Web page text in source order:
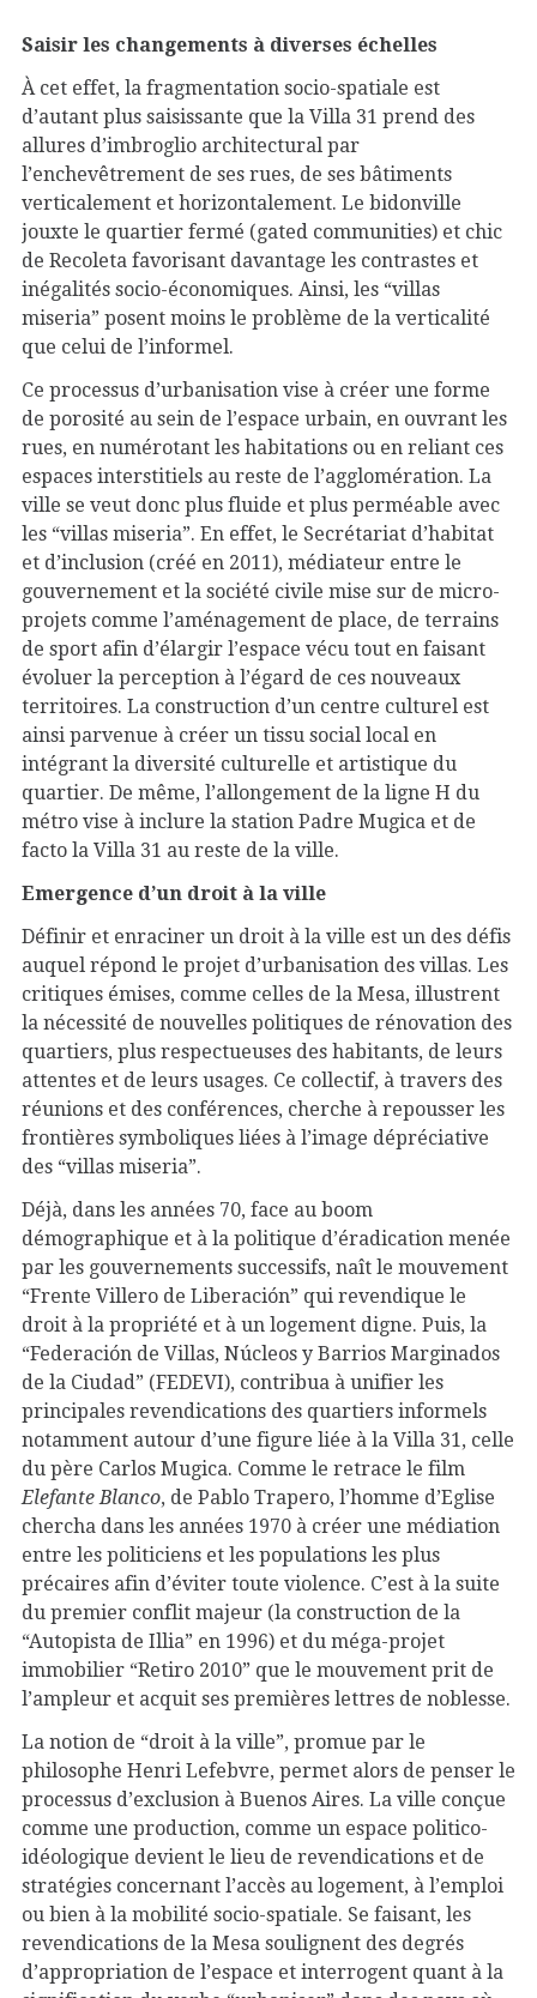
Saisir les changements à diverses échelles
À cet effet, la fragmentation socio-spatiale est
d’autant plus saisissante que la Villa 31 prend des
allures d’imbroglio architectural par
l’enchevêtrement de ses rues, de ses bâtiments
verticalement et horizontalement. Le bidonville
jouxte le quartier fermé (gated communities) et chic
de Recoleta favorisant davantage les contrastes et
inégalités socio-économiques. Ainsi, les “villas
miseria” posent moins le problème de la verticalité
que celui de l’informel.
Ce processus d’urbanisation vise à créer une forme
de porosité au sein de l’espace urbain, en ouvrant les
rues, en numérotant les habitations ou en reliant ces
espaces interstitiels au reste de l’agglomération. La
ville se veut donc plus fluide et plus perméable avec
les “villas miseria”. En effet, le Secrétariat d’habitat
et d’inclusion (créé en 2011), médiateur entre le
gouvernement et la société civile mise sur de micro-
projets comme l’aménagement de place, de terrains
de sport afin d’élargir l’espace vécu tout en faisant
évoluer la perception à l’égard de ces nouveaux
territoires. La construction d’un centre culturel est
ainsi parvenue à créer un tissu social local en
intégrant la diversité culturelle et artistique du
quartier. De même, l’allongement de la ligne H du
métro vise à inclure la station Padre Mugica et de
facto la Villa 31 au reste de la ville.
Emergence d’un droit à la ville
Définir et enraciner un droit à la ville est un des défis
auquel répond le projet d’urbanisation des villas. Les
critiques émises, comme celles de la Mesa, illustrent
la nécessité de nouvelles politiques de rénovation des
quartiers, plus respectueuses des habitants, de leurs
attentes et de leurs usages. Ce collectif, à travers des
réunions et des conférences, cherche à repousser les
frontières symboliques liées à l’image dépréciative
des “villas miseria”.
Déjà, dans les années 70, face au boom
démographique et à la politique d’éradication menée
par les gouvernements successifs, naît le mouvement
“Frente Villero de Liberación” qui revendique le
droit à la propriété et à un logement digne. Puis, la
“Federación de Villas, Núcleos y Barrios Marginados
de la Ciudad” (FEDEVI), contribua à unifier les
principales revendications des quartiers informels
notamment autour d’une figure liée à la Villa 31, celle
du père Carlos Mugica. Comme le retrace le film
Elefante Blanco, de Pablo Trapero, l’homme d’Eglise
chercha dans les années 1970 à créer une médiation
entre les politiciens et les populations les plus
précaires afin d’éviter toute violence. C’est à la suite
du premier conflit majeur (la construction de la
“Autopista de Illia” en 1996) et du méga-projet
immobilier “Retiro 2010” que le mouvement prit de
l’ampleur et acquit ses premières lettres de noblesse.
La notion de “droit à la ville”, promue par le
philosophe Henri Lefebvre, permet alors de penser le
processus d’exclusion à Buenos Aires. La ville conçue
comme une production, comme un espace politico-
idéologique devient le lieu de revendications et de
stratégies concernant l’accès au logement, à l’emploi
ou bien à la mobilité socio-spatiale. Se faisant, les
revendications de la Mesa soulignent des degrés
d’appropriation de l’espace et interrogent quant à la